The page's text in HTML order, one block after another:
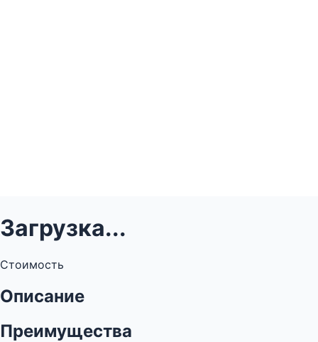
Загрузка...
Стоимость
Описание
Преимущества